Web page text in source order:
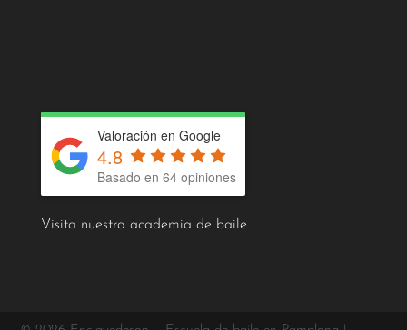
Valoración en Google
4.8
Basado en 64 opiniones
Visita nuestra academia de baile